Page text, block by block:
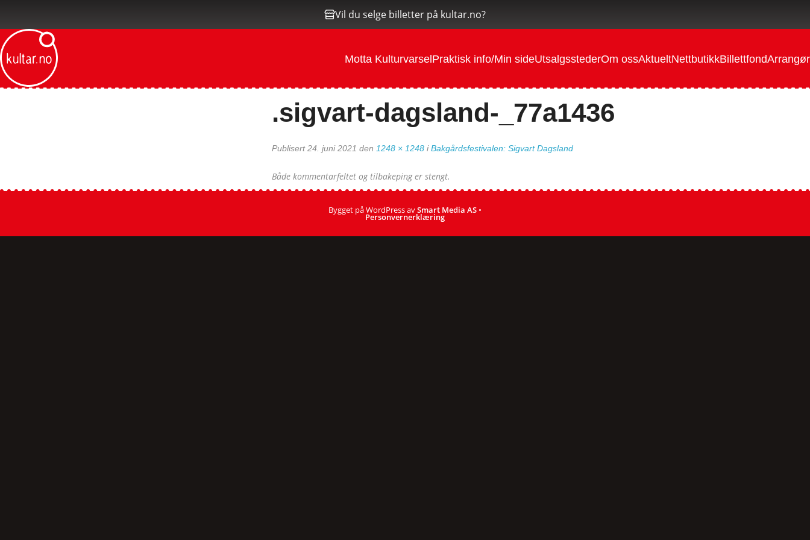
Vil du selge billetter på kultar.no?
Motta KulturvarselPraktisk info/Min sideUtsalgsstederOm ossAktueltNettbutikkBillettfondArrangør
.sigvart-dagsland-_77a1436
Publisert24. juni 2021 den 1248 × 1248 iBakgårdsfestivalen: Sigvart Dagsland
Både kommentarfeltet og tilbakeping er stengt.
Bygget på WordPress avSmart Media AS •
Personvernerklæring